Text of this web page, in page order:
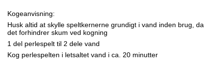
Kogeanvisning:
Husk altid at skylle speltkernerne grundigt i vand inden brug, da
det forhindrer skum ved kogning
1 del perlespelt til 2 dele vand
Kog perlespelten i letsaltet vand i ca. 20 minutter